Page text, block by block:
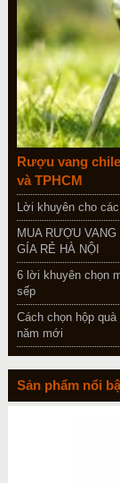
Rượu vang
và TPHCM
Lời khuyên cho
MUA RƯỢU
GÍA RẺ HÀ NỘI
6 lời khuyên chọn
sếp
Cách chọn hộp
năm mới
Sản phẩm nổi